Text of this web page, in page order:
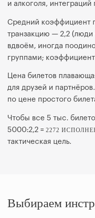
и алкоголя, интеграций
Средний коэффициент
транзакцию — 2,2 (люди
вдвоём, иногда
группами;
Цена билетов
для друзей и
по цене простого
Чтобы все 5 тыс.
5000:2,2 = 2272
тактическая цель.
Выбираем